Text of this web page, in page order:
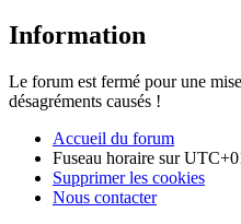
Information
Le forum est fermé pour une
désagréments causés !
Accueil du forum
Fuseau horaire sur
Supprimer les cookies
Nous contacter